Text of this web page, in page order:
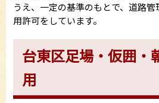
うえ、一定の基準のもとで、道路
用許可をしています。
台東区足場・仮囲・
用